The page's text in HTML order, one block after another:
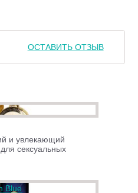
ОСТАВИТЬ ОТЗЫВ
и увлекающий
сексуальных